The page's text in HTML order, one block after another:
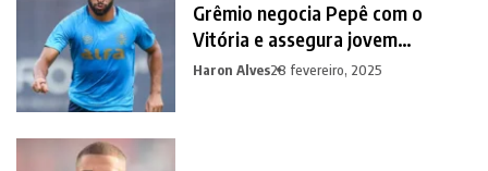
Grêmio negocia Pepê com o
Vitória e assegura jovem
promessa em contrapartida
Haron Alves28 fevereiro, 2025